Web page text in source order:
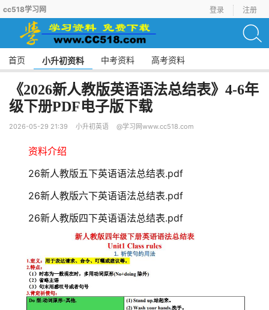
cc518学习网 登录 注册
首页 小升初资料 中考资料 高考资料
《2026新人教版英语语法总结表》4-6年
级下册PDF电子版下载
2026-05-29 21:39 小升初英语 @学习网www.cc518.com
资料介绍
26新人教版五下英语语法总结表.pdf
26新人教版六下英语语法总结表.pdf
26新人教版四下英语语法总结表.pdf